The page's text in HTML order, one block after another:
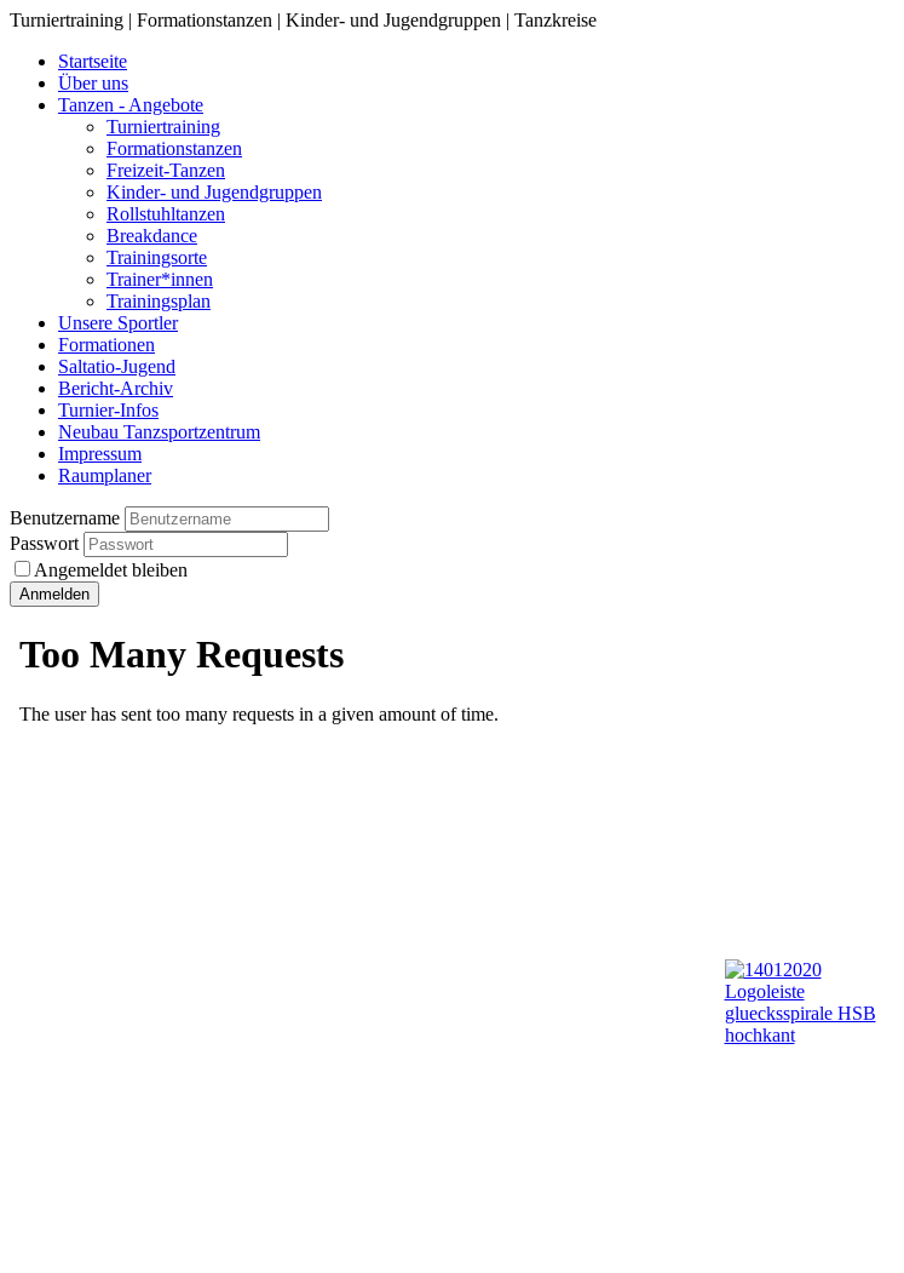
Turniertraining | Formationstanzen | Kinder- und Jugendgruppen | Tanzkreise
Startseite
Über uns
Tanzen - Angebote
Turniertraining
Formationstanzen
Freizeit-Tanzen
Kinder- und Jugendgruppen
Rollstuhltanzen
Breakdance
Trainingsorte
Trainer*innen
Trainingsplan
Unsere Sportler
Formationen
Saltatio-Jugend
Bericht-Archiv
Turnier-Infos
Neubau Tanzsportzentrum
Impressum
Raumplaner
Benutzername
Passwort
Angemeldet bleiben